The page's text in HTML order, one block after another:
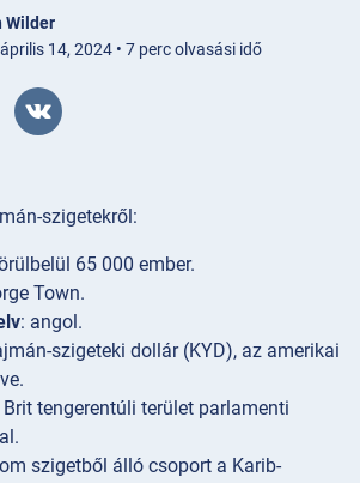
Wilder
14, 2024 • 7 perc olvasási idő
szigetekről:
65 000 ember.
Town.
: angol.
szigeteki dollár (KYD), az amerikai
Brit tengerentúli terület parlamenti
szigetből álló csoport a Karib-